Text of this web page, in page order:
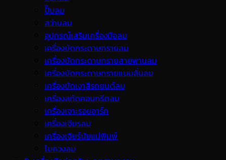
ปั๊มลม
สว่านลม
อุปกรณ์เสริมเครื่องมือลม
เครื่องขัดกระดาษทรายลม
เครื่องขัดกระดาษทรายสายพานลม
เครื่องขัดกระดาษทรายแบบสั่นลม
เครื่องขัดเงาสีรถยนต์ลม
เครื่องสกัดคอนกรีตลม
เครื่องเจาะรอยอาร์ค
เครื่องเจียรลม
เครื่องเจียร์นัยแม่พิมพ์
ไขควงลม